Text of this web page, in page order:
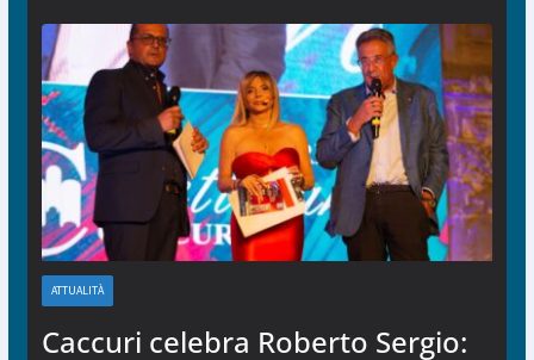
ATTUALITÀ
Caccuri celebra Roberto Sergio: